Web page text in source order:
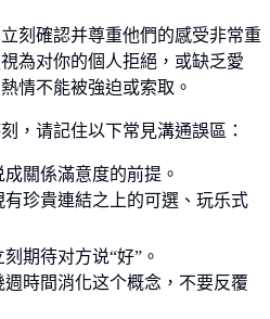
刻確認并尊重他們的感受非常重
為对你的個人拒絕，或缺乏愛
情不能被強迫或索取。
，请記住以下常見溝通誤區：
關係滿意度的前提。
珍貴連結之上的可選、玩乐式
期待对方说“好”。
時間消化这个概念，不要反覆